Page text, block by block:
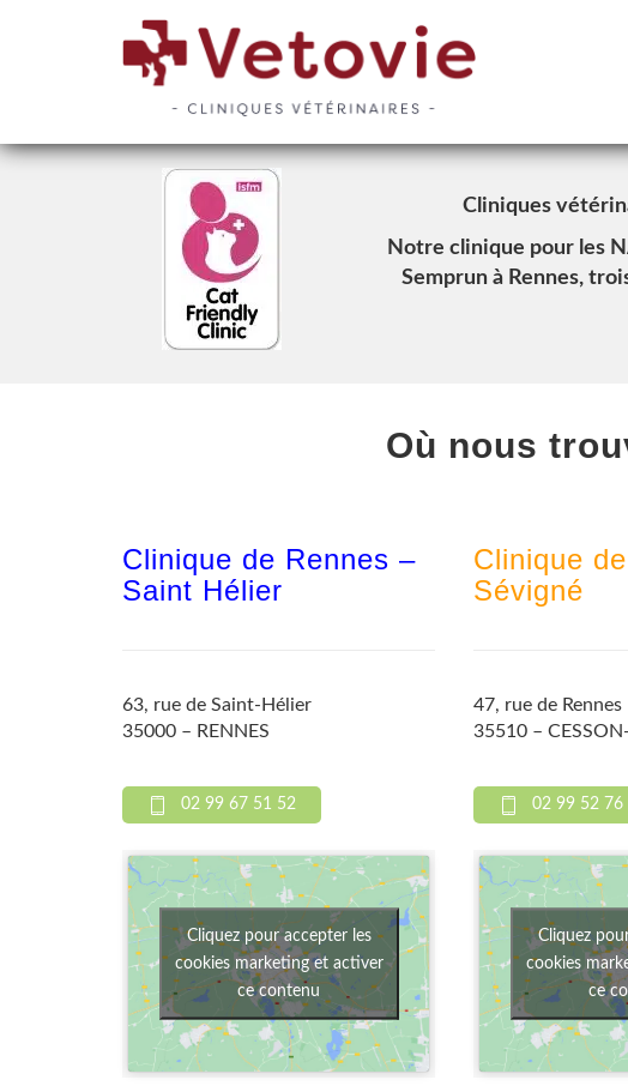
Cliniques
Notre clinique pour les
Semprun à Rennes,
Où nous
Clinique de Rennes –
Saint Hélier
63, rue de Saint-Hélier
35000 – RENNES
02 99 67 51 52
Cliquez pour accepter les
cookies marketing et activer
ce contenu
Clinique
Sévigné
47, rue de Rennes
35510 –
02 99 52 76
Cliquez
cookies
ce